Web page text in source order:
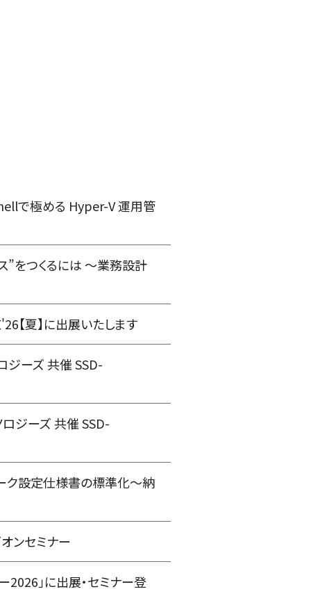
で極める Hyper-V 運用管
”をつくるには 〜業務設計
【夏】に出展いたします
ジーズ 共催 SSD-
ロジーズ 共催 SSD-
ク設定仕様書の標準化～納
ンセミナー
2026」に出展・セミナー登